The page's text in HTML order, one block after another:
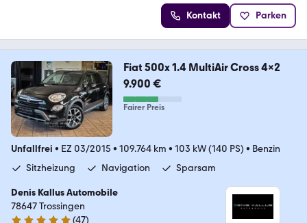
Kontakt Parken
Fiat 500x 1.4 MultiAir Cross 4x2
9.900 €
Fairer Preis
Unfallfrei • EZ 03/2015 • 109.764 km • 103 kW (140 PS) • Benzin
Sitzheizung
Navigation Sparsam
Denis Kallus Automobile
78647 Trossingen
(47)